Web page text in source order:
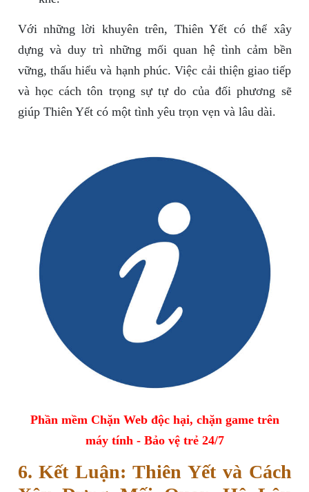
Với những lời khuyên trên, Thiên Yết có thể xây
dựng và duy trì những mối quan hệ tình cảm bền
vững, thấu hiểu và hạnh phúc. Việc cải thiện giao tiếp
và học cách tôn trọng sự tự do của đối phương sẽ
giúp Thiên Yết có một tình yêu trọn vẹn và lâu dài.
Phần mềm Chặn Web độc hại, chặn game trên
máy tính - Bảo vệ trẻ 24/7
6. Kết Luận: Thiên Yết và Cách